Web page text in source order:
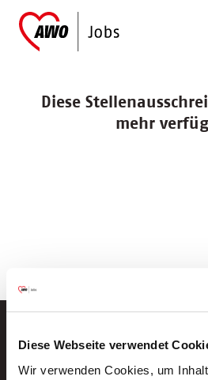
Diese Webseite verwendet
Wir verwenden Cookies, um
Diese
mehr